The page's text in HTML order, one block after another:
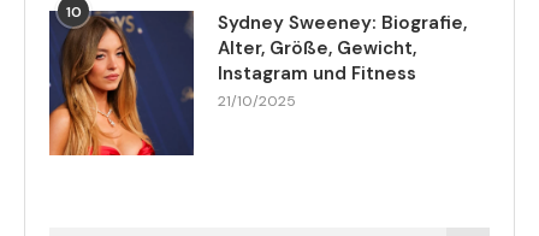
10
Sydney Sweeney: Biografie,
Alter, Größe, Gewicht,
Instagram und Fitness
21/10/2025